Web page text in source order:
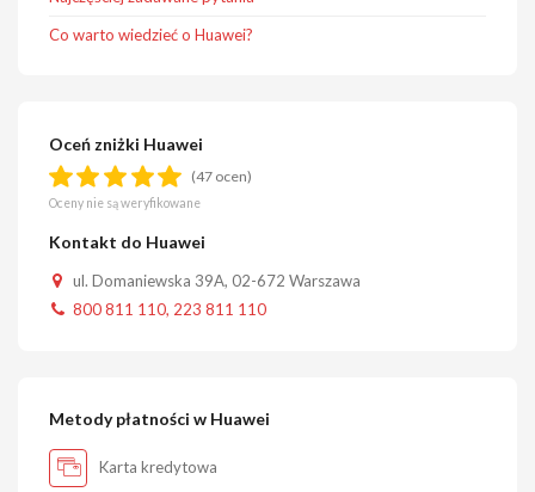
Co warto wiedzieć o Huawei?
Oceń zniżki Huawei
(47 ocen)
Oceny nie są weryfikowane
Kontakt do Huawei
ul. Domaniewska 39A, 02-672 Warszawa
800 811 110, 223 811 110
Metody płatności w Huawei
Karta kredytowa